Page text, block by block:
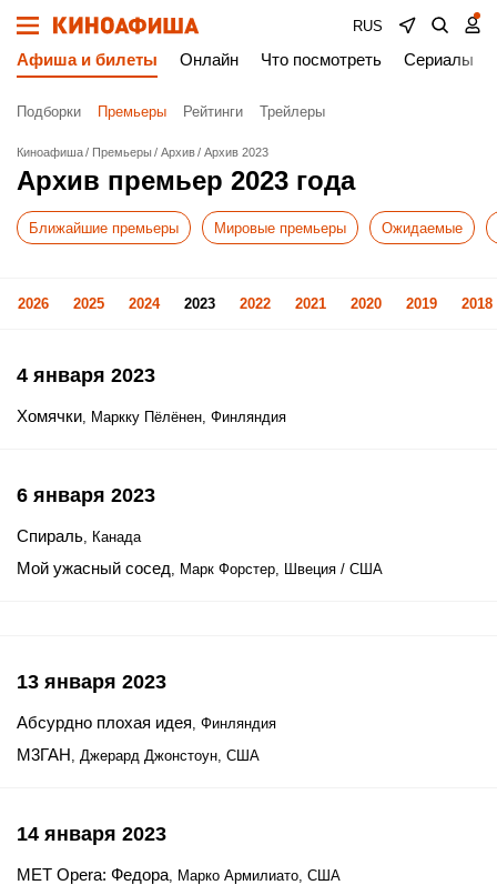
RUS
Афиша и билеты Онлайн Что посмотреть Сериалы
Подборки Премьеры Рейтинги Трейлеры
Киноафиша Премьеры Архив Архив 2023
Архив премьер 2023 года
Ближайшие премьеры Мировые премьеры Ожидаемые
2026 2025 2024 2023 2022 2021 2020 2019 2018
4 января 2023
Хомячки, Маркку Пёлёнен, Финляндия
6 января 2023
Спираль, Канада
Мой ужасный сосед, Марк Форстер, Швеция / США
13 января 2023
Абсурдно плохая идея, Финляндия
М3ГАН, Джерард Джонстоун, США
14 января 2023
MET Opera: Федора, Марко Армилиато, США